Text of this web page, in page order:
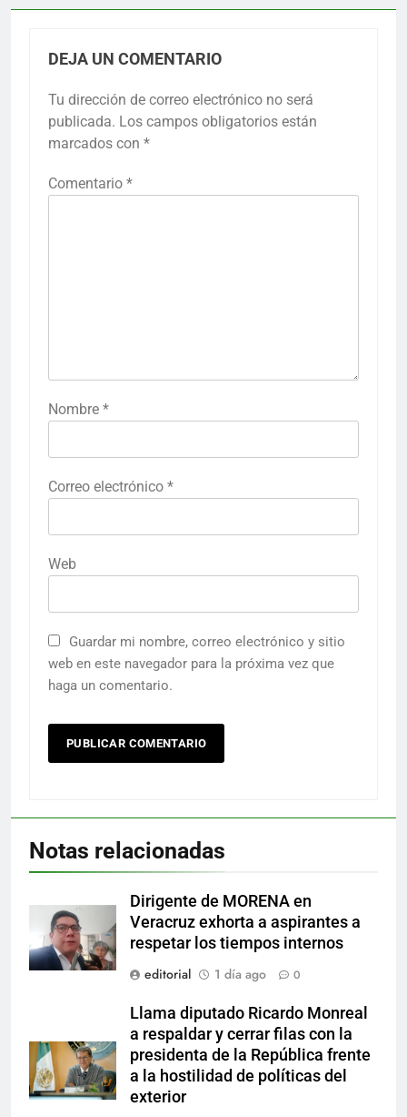
DEJA UN COMENTARIO
Tu dirección de correo electrónico no será
publicada. Los campos obligatorios están
marcados con *
Comentario *
Nombre *
Correo electrónico *
Web
Guardar mi nombre, correo electrónico y sitio
web en este navegador para la próxima vez que
haga un comentario.
Notas relacionadas
Dirigente de MORENA en
Veracruz exhorta a aspirantes a
respetar los tiempos internos
editorial
1 día ago 0
Llama diputado Ricardo Monreal
a respaldar y cerrar filas con la
presidenta de la República frente
a la hostilidad de políticas del
exterior